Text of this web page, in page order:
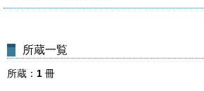
所蔵一覧
所蔵 1 冊